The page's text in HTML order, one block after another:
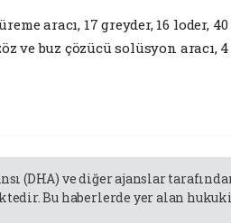
aracı, 17 greyder, 16 loder,
buz çözücü solüsyon aracı,
(DHA) ve diğer ajanslar
Bu haberlerde yer alan